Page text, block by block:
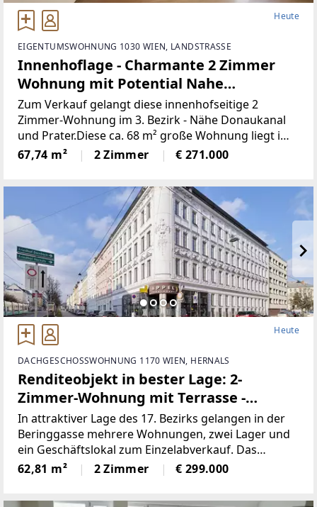
Heute
EIGENTUMSWOHNUNG 1030 WIEN, LANDSTRASSE
Innenhoflage - Charmante 2 Zimmer
Wohnung mit Potential Nahe
Donaukanal
Zum Verkauf gelangt diese innenhofseitige 2
Zimmer-Wohnung im 3. Bezirk - Nähe Donaukanal
und Prater.Diese ca. 68 m² große Wohnung liegt im
4. Obergeschoß eines gepflegten Hauses aus den
1960ern und ist bequem
67,74 m² 2 Zimmer € 271.000
Heute
DACHGESCHOSSWOHNUNG 1170 WIEN, HERNALS
Renditeobjekt in bester Lage: 2-
Zimmer-Wohnung mit Terrasse -
unbefristet vermietet!
In attraktiver Lage des 17. Bezirks gelangen in der
Beringgasse mehrere Wohnungen, zwei Lager und
ein Geschäftslokal zum Einzelabverkauf. Das
Angebot umfasst überwiegend befristet und
unfristet vermietete sowie einige leerstehende
62,81 m² 2 Zimmer € 299.000